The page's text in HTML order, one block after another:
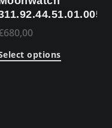
680,00
options